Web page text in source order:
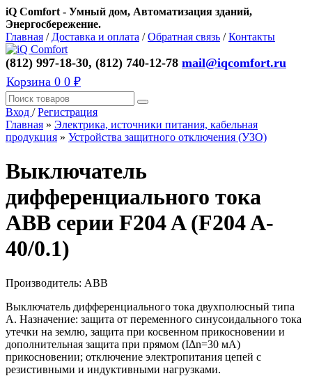
iQ Comfort - Умный дом, Автоматизация зданий,
Энергосбережение.
Главная / Доставка и оплата /Обратная связь /Контакты
(812) 997-18-30, (812) 740-12-78 mail@iqcomfort.ru
Корзина 0 0 ₽
Вход /Регистрация
Главная » Электрика, источники питания, кабельная
продукция » Устройства защитного отключения (УЗО)
Выключатель
дифференциального тока
ABB серии F204 A (F204 A-
40/0.1)
Производитель: ABB
Выключатель дифференциального тока двухполюсный типа
A. Назначение: защита от переменного синусоидального тока
утечки на землю, защита при косвенном прикосновении и
дополнительная защита при прямом (IΔn=30 мА)
прикосновении; отключение электропитания цепей с
резистивными и индуктивными нагрузками.